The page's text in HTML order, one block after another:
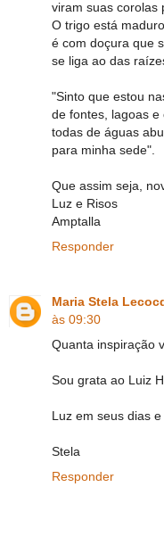
viram suas corolas
O trigo está
é com doçura que
se liga ao das
"Sinto que estou
de fontes, lagoas e
todas de águas
para minha sede".
Que assim seja,
Luz e Risos
Amptalla
Responder
Maria Stela
às 09:30
Quanta inspiração
Sou grata ao Luiz
Luz em seus dias
Stela
Responder